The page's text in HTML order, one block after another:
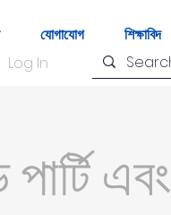
যোগাযোগ শিক্ষাবিদ
Log In
এবং